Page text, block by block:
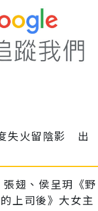
失火留陰影 出
翅、侯呈玥《野
上司後》大女主